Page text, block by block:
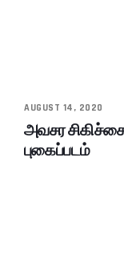
AUGUST 14, 2020
அவசர
புகைப்படம்